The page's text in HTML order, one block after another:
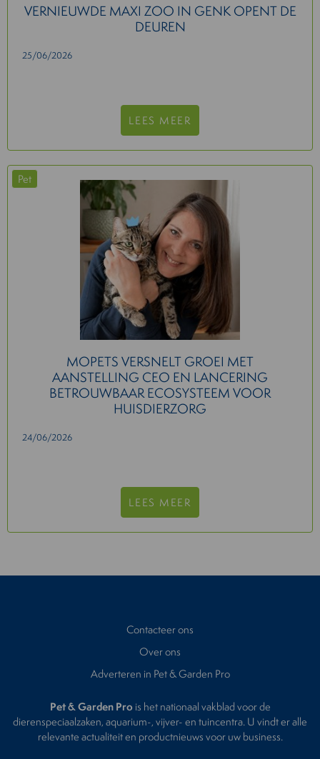
VERNIEUWDE MAXI ZOO IN GENK OPENT DE
DEUREN
25/06/2026
LEES MEER
Pet
MOPETS VERSNELT GROEI MET
AANSTELLING CEO EN LANCERING
BETROUWBAAR ECOSYSTEEM VOOR
HUISDIERZORG
24/06/2026
LEES MEER
Contacteer ons
Over ons
Adverteren in Pet & Garden Pro
Pet & Garden Prois het nationaal vakblad voor de
dierenspeciaalzaken, aquarium-, vijver- en tuincentra. U vindt er alle
relevante actualiteit en productnieuws voor uw business.